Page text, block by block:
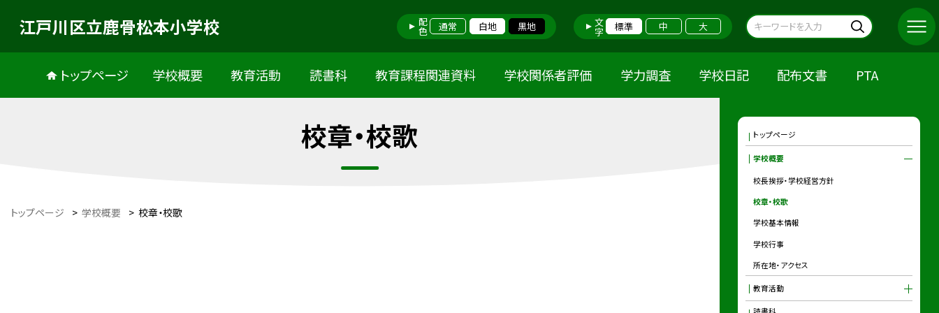
江戸川区立鹿骨松本小学校 配色 通常 白地 黒地 文字 標準 中 大
トップページ 学校概要 教育活動 読書科 教育課程関連資料 学校関係者評価 学力調査 学校日記 配布文書 PTA
校章・校歌
トップページ > 学校概要 > 校章・校歌
トップページ
学校概要
校長挨拶・学校経営方針
校章・校歌
学校基本情報
学校行事
所在地・アクセス
教育活動